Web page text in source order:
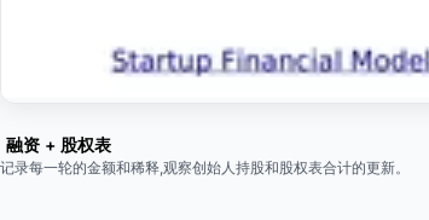
融资 + 股权表
记录每一轮的金额和稀释,观察创始人持股和股权表合计的更新。